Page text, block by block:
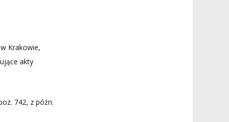
Krakowie,
akty
742, z późn.